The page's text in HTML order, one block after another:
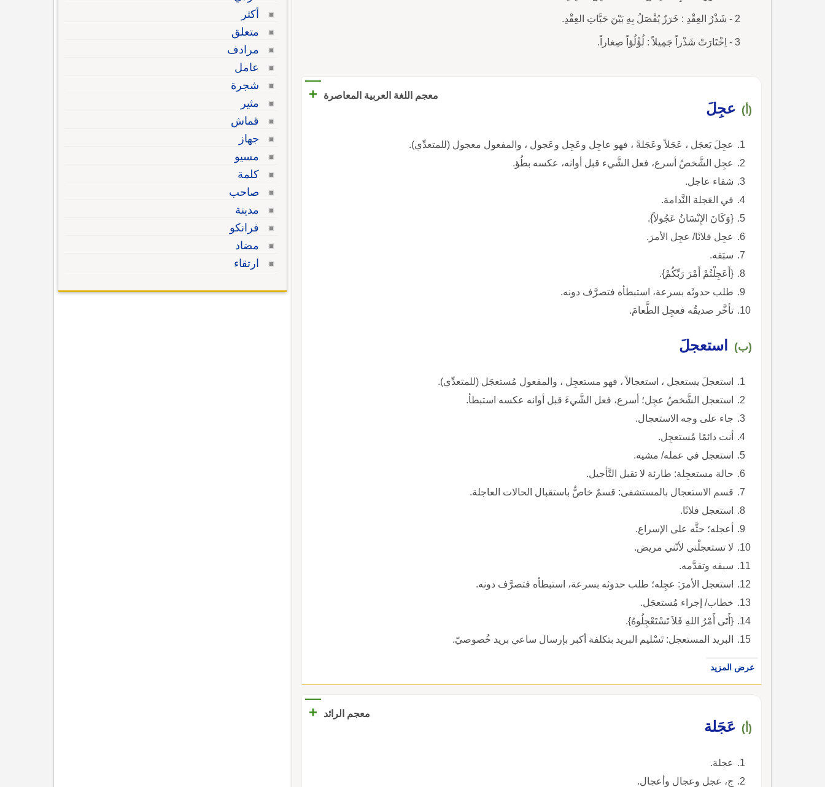
2 - شَذْرُ العِقْدِ : خَرَزٌ يُفْصَلُ بِهِ بَيْنَ حَبَّاتِ العِقْدِ.
3 - اِخْتَارَتْ شَذْراً جَمِيلاً : لُؤْلُؤاً صِغاراً.
معجم اللغة العربية المعاصرة +
(أ) عجِلَ
عجِلَ يَعجَل ، عَجَلاً وعَجَلةً ، فهو عاجِل وعَجِل وعَجول ، والمفعول معجول (للمتعدِّي).
عجِل الشَّخصُ أسرع، فعل الشَّيء قبل أوانه، عكسه بطُؤ.
شفاء عاجل.
في العَجلة النَّدامة.
{وَكَانَ الإِنْسَانُ عَجُولاً}.
عجِل فلانًا/ عجِل الأمرَ.
سبَقه.
{أَعَجِلْتُمْ أَمْرَ رَبِّكُمْ}.
طلب حدوثَه بسرعة، استبطأه فتصرَّف دونه.
تأخَّر صديقُه فعجِل الطَّعامَ.
(ب) استعجلَ
استعجلَ يستعجل ، استعجالاً ، فهو مستعجِل ، والمفعول مُستعجَل (للمتعدِّي).
استعجل الشَّخصُ عجِل؛ أسرع، فعل الشَّيءَ قبل أوانه عكسه استبطأ.
جاء على وجه الاستعجال.
أنت دائمًا مُستعجِل.
استعجل في عمله/ مشيه.
حالة مستعجِلة: طارئة لا تقبل التَّأجيل.
قسم الاستعجال بالمستشفى: قسمٌ خاصٌّ باستقبال الحالات العاجلة.
استعجل فلانًا.
أعجله؛ حثَّه على الإسراع.
لا تستعجلْني لأنّني مريض.
سبقه وتقدَّمه.
استعجل الأمرَ: عجِله؛ طلب حدوثه بسرعة، استبطأه فتصرَّف دونه.
خطاب/ إجراء مُستعجَل.
{أَتَى أَمْرُ اللهِ فَلاَ تَسْتَعْجِلُوهُ}.
البريد المستعجل: تَسْليم البريد بتكلفة أكبر بإرسال ساعي بريد خُصوصيّ.
عرض المزيد
معجم الرائد +
(أ) عَجَلة
عجلة.
ج، عجل وعجال وأعجال.
أكثر
متعلق
مرادف
عامل
شجرة
مثير
قماش
جهاز
مسيو
كلمة
صاحب
مدينة
فرانكو
مضاد
ارتقاء